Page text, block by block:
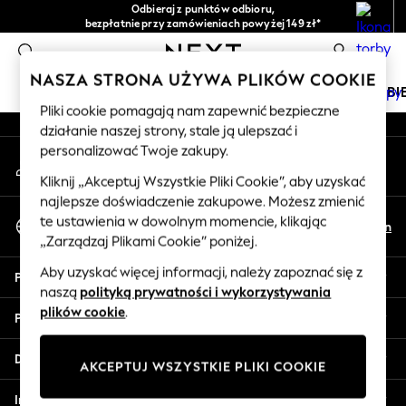
Odbieraj z punktów odbioru,
bezpłatnie przy zamówieniach powyżej 149 zł*
Łatwe zwroty*
0
HOLIDAY SHOP
Women's Holiday Shop
All Swimwear
All Beachwear
Bags & Accessories
Beach Dresses & Kaftans
Dresses
Flip Flops
Sliders
Jumpsuits & Playsuits
Sandals
Shorts
An error occurred on client
Nasze media społecznościowe
Moje konto
Zaloguj się na swoje konto
Wybierz Język
Polski
En
Pomoc
Prywatność i zasady prawne
Działy
Inne usługi
NASZA STRONA UŻYWA PLIKÓW COOKIE
Pliki cookie pomagają nam zapewnić bezpieczne
działanie naszej strony, stale ją ulepszać i
personalizować Twoje zakupy.
Kliknij „Akceptuj Wszystkie Pliki Cookie”, aby uzyskać
najlepsze doświadczenie zakupowe. Możesz zmienić
te ustawienia w dowolnym momencie, klikając
„Zarządzaj Plikami Cookie” poniżej.
Aby uzyskać więcej informacji, należy zapoznać się z
naszą polityką prywatności i wykorzystywania
plików cookie.
AKCEPTUJ WSZYSTKIE PLIKI COOKIE